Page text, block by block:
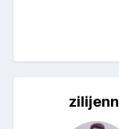
zilijenn